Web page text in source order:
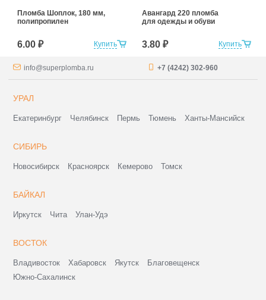
Купить
Пломба Шоплок, 180 мм,
полипропилен
6.00 ₽ Купить
Авангард 220 пломба
для одежды и обуви
3.80 ₽
info@superplomba.ru +7 (4242) 302-960
УРАЛ
Екатеринбург Челябинск Пермь Тюмень Ханты-Мансийск
СИБИРЬ
Новосибирск Красноярск Кемерово Томск
БАЙКАЛ
Иркутск Чита Улан-Удэ
ВОСТОК
Владивосток Хабаровск Якутск
Благовещенск
Южно-Сахалинск